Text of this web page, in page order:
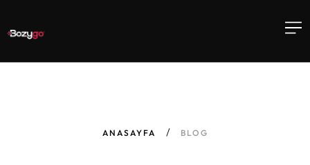
ANASAYFA BLOG